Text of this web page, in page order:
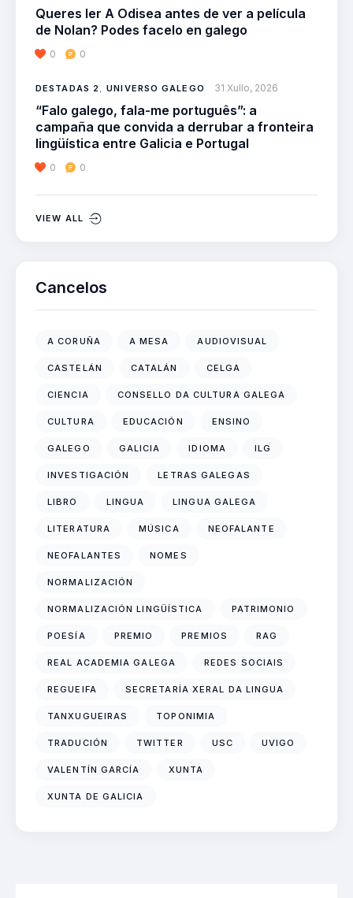
Queres ler A Odisea antes de ver a película
de Nolan? Podes facelo en galego
0 0
DESTADAS 2,UNIVERSO GALEGO 31 Xullo, 2026
“Falo galego, fala-me português”: a
campaña que convida a derrubar a fronteira
lingüística entre Galicia e Portugal
0 0
VIEW ALL
Cancelos
A CORUÑA A MESA AUDIOVISUAL
CASTELÁN CATALÁN CELGA
CIENCIA CONSELLO DA CULTURA GALEGA
CULTURA EDUCACIÓN ENSINO
GALEGO GALICIA IDIOMA ILG
INVESTIGACIÓN LETRAS GALEGAS
LIBRO LINGUA LINGUA GALEGA
LITERATURA MÚSICA NEOFALANTE
NEOFALANTES NOMES
NORMALIZACIÓN
NORMALIZACIÓN LINGÜÍSTICA PATRIMONIO
POESÍA PREMIO PREMIOS RAG
REAL ACADEMIA GALEGA REDES SOCIAIS
REGUEIFA SECRETARÍA XERAL DA LINGUA
TANXUGUEIRAS TOPONIMIA
TRADUCIÓN TWITTER USC UVIGO
VALENTÍN GARCÍA XUNTA
XUNTA DE GALICIA